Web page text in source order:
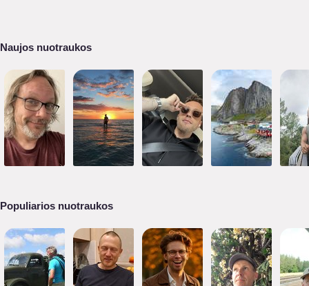
Naujos nuotraukos
Populiarios nuotraukos